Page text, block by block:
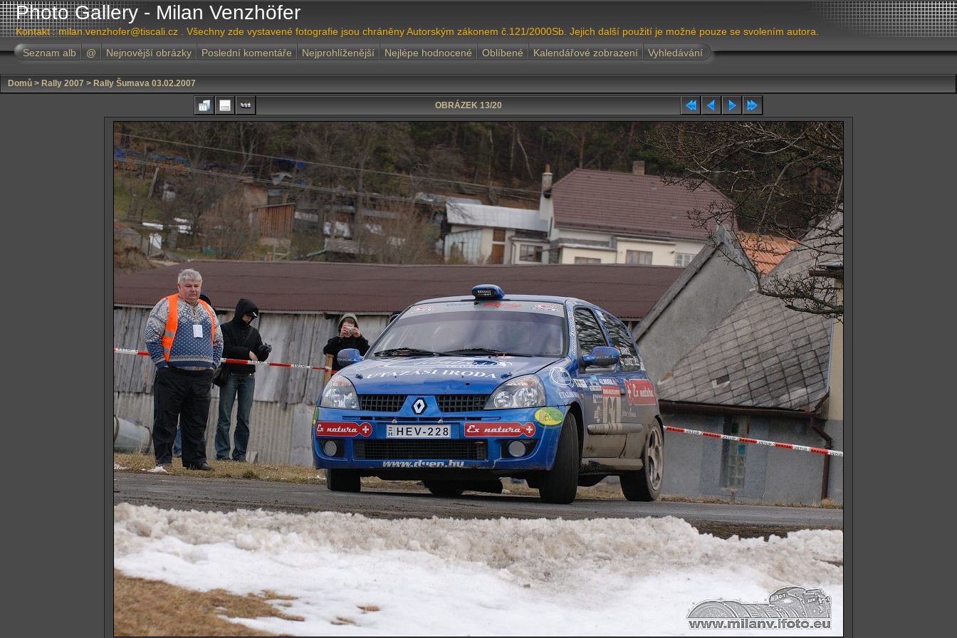
Photo Gallery - Milan Venzhöfer
Kontakt : milan.venzhofer@tiscali.cz . Všechny zde vystavené fotografie jsou chráněny Autorským zákonem č.121/2000Sb. Jejich další použití je možné pouze se svolením autora.
Seznam alb
@ Nejnovější obrázky Poslední komentáře Nejprohlíženější Nejlépe hodnocené Oblíbené Kalendářové zobrazení Vyhledávání
Domů > Rally 2007 > Rally Šumava 03.02.2007
OBRÁZEK 13/20